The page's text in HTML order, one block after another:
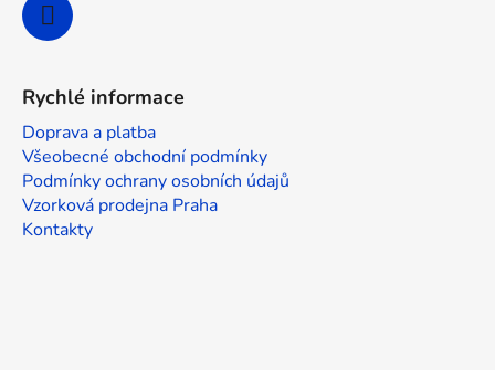
Rychlé informace
Doprava a platba
Všeobecné obchodní podmínky
Podmínky ochrany osobních údajů
Vzorková prodejna Praha
Kontakty